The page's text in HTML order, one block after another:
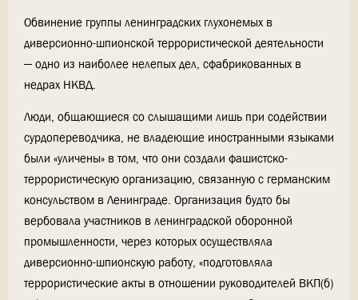
Обвинение группы ленинградских глухонемых в
диверсионно-шпионской террористической деятельности
— одно из наиболее нелепых дел, сфабрикованных в
недрах НКВД.
Люди, общающиеся со слышащими лишь при содействии
сурдопереводчика, не владеющие иностранными языками
были «уличены» в том, что они создали фашистско-
террористическую организацию, связанную с германским
консульством в Ленинграде. Организация будто бы
вербовала участников в ленинградской оборонной
промышленности, через которых осуществляла
диверсионно-шпионскую работу, «подготовляла
террористические акты в отношении руководителей ВКП(б)